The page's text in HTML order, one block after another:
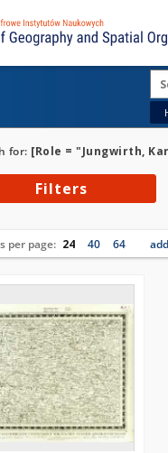
for: [Role = "Jungwirth,
Filters
per page: 24 40 64